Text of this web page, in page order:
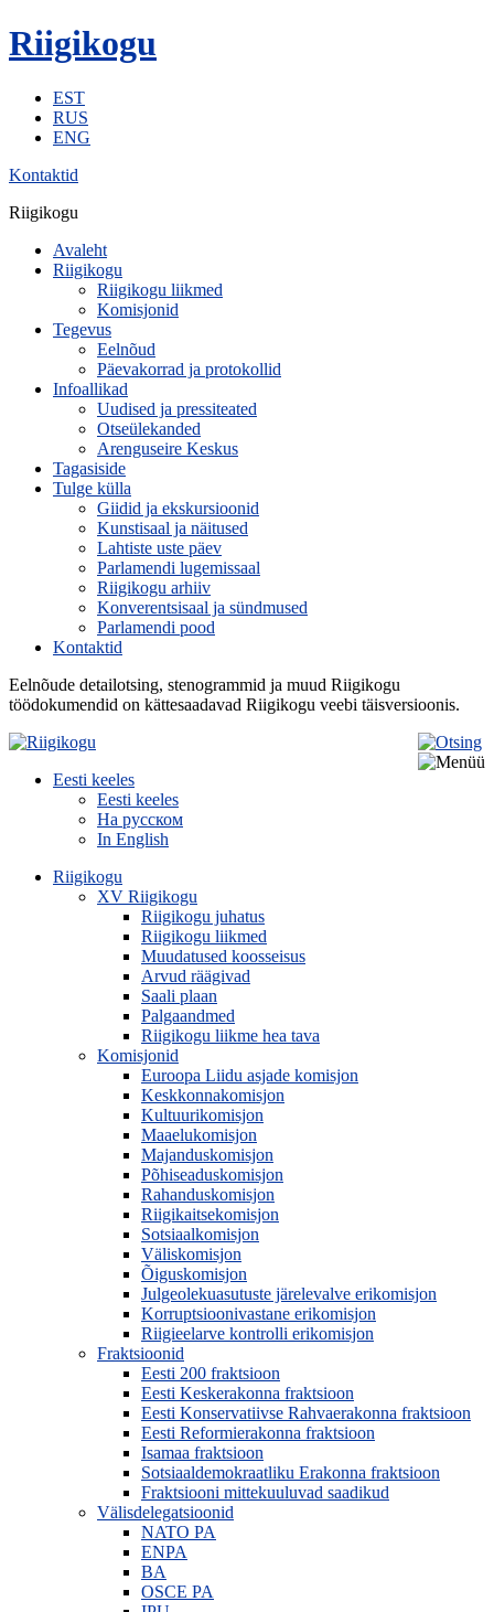
Riigikogu
EST
RUS
ENG
Kontaktid
Riigikogu
Avaleht
Riigikogu
Riigikogu liikmed
Komisjonid
Tegevus
Eelnõud
Päevakorrad ja protokollid
Infoallikad
Uudised ja pressiteated
Otseülekanded
Arenguseire Keskus
Tagasiside
Tulge külla
Giidid ja ekskursioonid
Kunstisaal ja näitused
Lahtiste uste päev
Parlamendi lugemissaal
Riigikogu arhiiv
Konverentsisaal ja sündmused
Parlamendi pood
Kontaktid
Eelnõude detailotsing, stenogrammid ja muud Riigikogu
töödokumendid on kättesaadavad Riigikogu veebi täisversioonis.
Eesti keeles
Eesti keeles
На русском
In English
Riigikogu
XV Riigikogu
Riigikogu juhatus
Riigikogu liikmed
Muudatused koosseisus
Arvud räägivad
Saali plaan
Palgaandmed
Riigikogu liikme hea tava
Komisjonid
Euroopa Liidu asjade komisjon
Keskkonnakomisjon
Kultuurikomisjon
Maaelukomisjon
Majanduskomisjon
Põhiseaduskomisjon
Rahanduskomisjon
Riigikaitsekomisjon
Sotsiaalkomisjon
Väliskomisjon
Õiguskomisjon
Julgeolekuasutuste järelevalve erikomisjon
Korruptsioonivastane erikomisjon
Riigieelarve kontrolli erikomisjon
Fraktsioonid
Eesti 200 fraktsioon
Eesti Keskerakonna fraktsioon
Eesti Konservatiivse Rahvaerakonna fraktsioon
Eesti Reformierakonna fraktsioon
Isamaa fraktsioon
Sotsiaaldemokraatliku Erakonna fraktsioon
Fraktsiooni mittekuuluvad saadikud
Välisdelegatsioonid
NATO PA
ENPA
BA
OSCE PA